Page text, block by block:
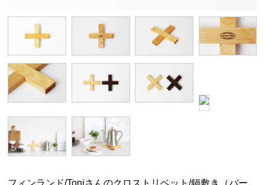
フィンランド/Toniさんのクロストリベット/鍋敷き（バー